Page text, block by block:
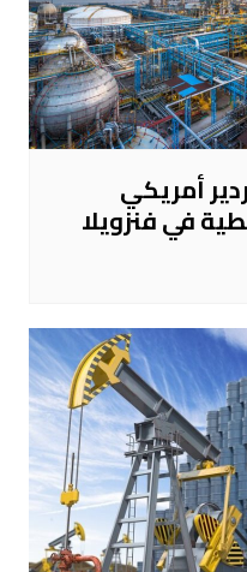
أمريكي
في فنزويلا